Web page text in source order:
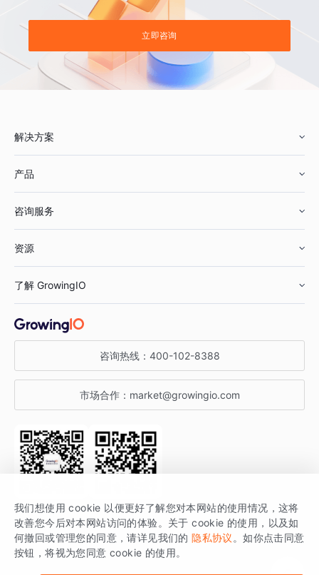
立即咨询
解决方案
鞋服行业
汽车行业
金融行业
产品
智能运营
获客分析
咨询服务
资源
增长公开课
增长博客
开发者文档
SDK 文档
场景指南
了解 GrowingIO
关于 GrowingIO
增长大会
行业活动
咨询热线： 400-102-8388
市场合作： market@growingio.com
关注公众号 获取更多干货
GrowingIO 是专注于数据智能分析与增长的品牌，核心平台为 GrowingIO
分析云。
我们想使用 cookie 以便更好了解您对本网站的使用情况，这将
改善您今后对本网站访问的体验。关于 cookie 的使用，以及如
何撤回或管理您的同意，请详见我们的 隐私协议 。如你点击同意
按钮，将视为您同意 cookie 的使用。